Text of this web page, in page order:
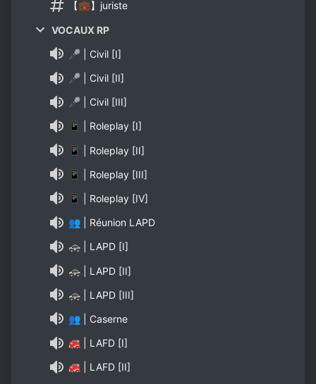
【💼】juriste
VOCAUX RP
🎤 | Civil [I]
🎤 | Civil [II]
🎤 | Civil [III]
📱 | Roleplay [I]
📱 | Roleplay [II]
📱 | Roleplay [III]
📱 | Roleplay [IV]
👥 | Réunion LAPD
🚓 | LAPD [I]
🚓 | LAPD [II]
🚓 | LAPD [III]
👥 | Caserne
🚒 | LAFD [I]
🚒 | LAFD [II]